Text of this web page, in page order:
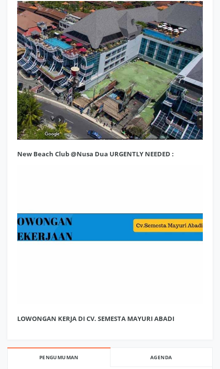
New Beach Club @Nusa Dua URGENTLY NEEDED :
LOWONGAN KERJA DI CV. SEMESTA MAYURI ABADI
PENGUMUMAN AGENDA